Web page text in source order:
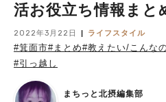
活お役立ち情報まと
2022年3月22日 ライフスタイル
#箕面市#まとめ#教えたい/こんな
#引っ越し
まちっと北摂編集部